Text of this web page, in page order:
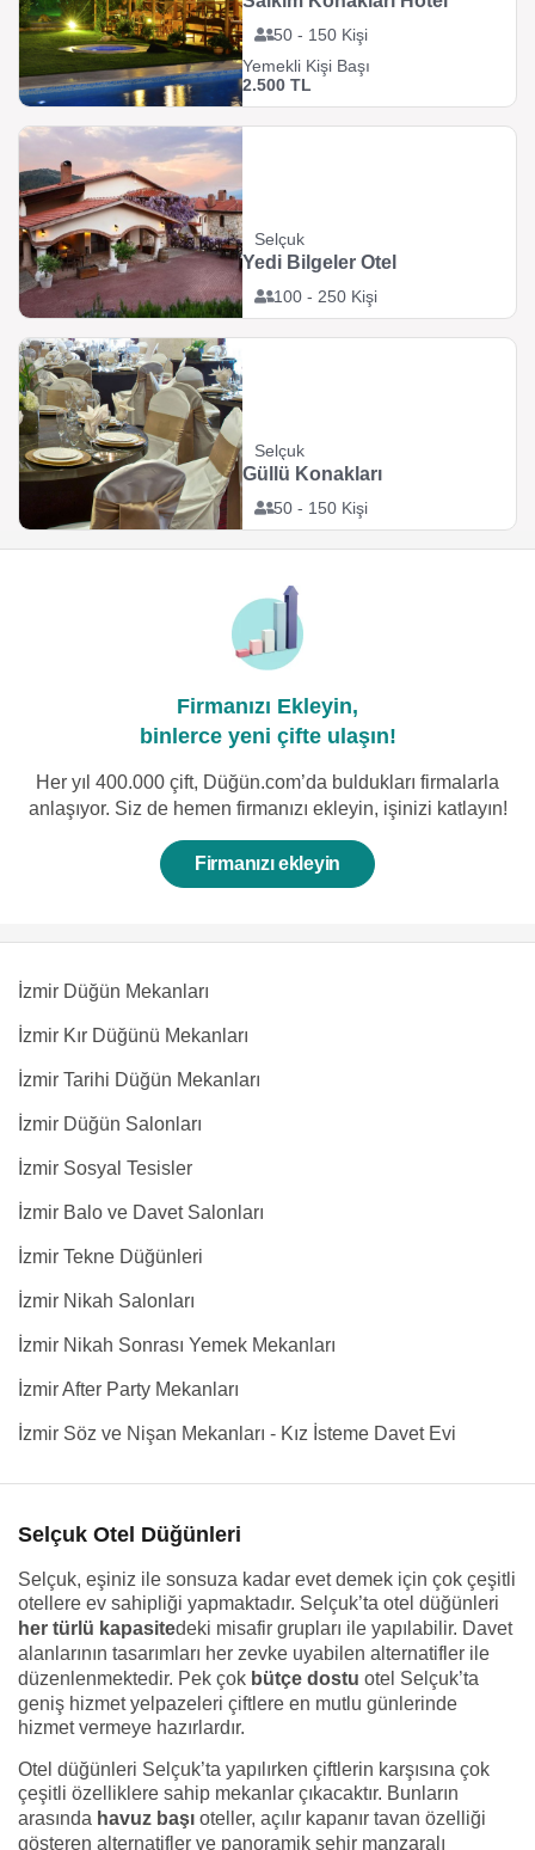
50 - 150 Kişi
Yemekli Kişi Başı
2.500 TL
Selçuk
100 - 250 Kişi
Yedi Bilgeler Otel
Selçuk
50 - 150 Kişi
Güllü Konakları
Firmanızı Ekleyin,
binlerce yeni çifte ulaşın!
Her yıl 400.000 çift, Düğün.com’da buldukları firmalarla
anlaşıyor. Siz de hemen firmanızı ekleyin, işinizi katlayın!
Firmanızı ekleyin
İzmir Düğün Mekanları
İzmir Kır Düğünü Mekanları
İzmir Tarihi Düğün Mekanları
İzmir Düğün Salonları
İzmir Sosyal Tesisler
İzmir Balo ve Davet Salonları
İzmir Tekne Düğünleri
İzmir Nikah Salonları
İzmir Nikah Sonrası Yemek Mekanları
İzmir After Party Mekanları
İzmir Söz ve Nişan Mekanları - Kız İsteme Davet Evi
Selçuk Otel Düğünleri
Selçuk, eşiniz ile sonsuza kadar evet demek için çok çeşitli
otellere ev sahipliği yapmaktadır. Selçuk’ta otel düğünleri
her türlü kapasitedeki misafir grupları ile yapılabilir. Davet
alanlarının tasarımları her zevke uyabilen alternatifler ile
düzenlenmektedir. Pek çok bütçe dostu otel Selçuk’ta
geniş hizmet yelpazeleri çiftlere en mutlu günlerinde
hizmet vermeye hazırlardır.
Otel düğünleri Selçuk’ta yapılırken çiftlerin karşısına çok
çeşitli özelliklere sahip mekanlar çıkacaktır. Bunların
arasında havuz başı oteller, açılır kapanır tavan özelliği
gösteren alternatifler ve panoramik şehir manzaralı